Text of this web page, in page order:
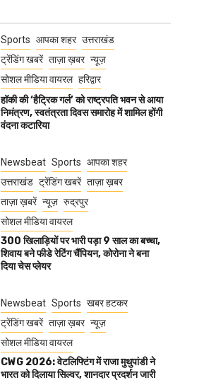
Sports आपका शहर उत्तराखंड
ट्रेंडिंग खबरें ताज़ा ख़बर न्यूज़
सोशल मीडिया वायरल हरिद्वार
हॉकी की ‘हैट्रिक गर्ल’ को राष्ट्रपति भवन से आया
निमंत्रण, स्वतंत्रता दिवस समारोह में शामिल होंगी
वंदना कटारिया
Newsbeat Sports आपका शहर
उत्तराखंड ट्रेंडिंग खबरें ताज़ा ख़बर
ताज़ा ख़बरें न्यूज़ रुद्रपुर
सोशल मीडिया वायरल
300 खिलाड़ियों पर भारी पड़ा 9 साल का बच्चा,
शिवाय बने फीडे रेटिंग चैंपियन, कोरोना ने बना
दिया चेस प्लेयर
Newsbeat Sports खबर हटकर
ट्रेंडिंग खबरें ताज़ा ख़बर न्यूज़
सोशल मीडिया वायरल
CWG 2026: वेटलिफ्टिंग में राजा मुथुपांडी ने
भारत को दिलाया सिल्वर, शानदार प्रदर्शन जारी